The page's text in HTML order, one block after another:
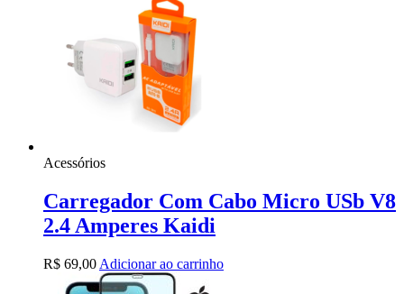
Acessórios
Carregador Com Cabo Micro USb V8
2.4 Amperes Kaidi
R$ 69,00 Adicionar ao carrinho